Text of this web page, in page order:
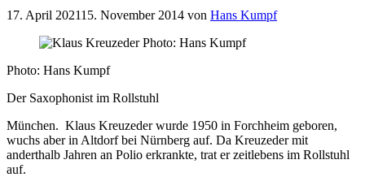
17. April 202115. November 2014 von Hans Kumpf
Photo: Hans Kumpf
Der Saxophonist im Rollstuhl
München. Klaus Kreuzeder wurde 1950 in Forchheim geboren,
wuchs aber in Altdorf bei Nürnberg auf. Da Kreuzeder mit
anderthalb Jahren an Polio erkrankte, trat er zeitlebens im Rollstuhl
auf.